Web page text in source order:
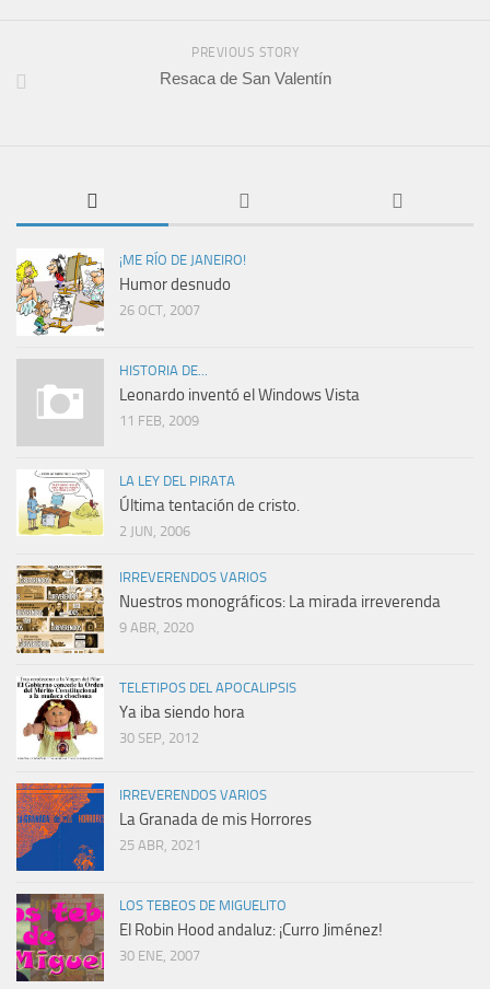
PREVIOUS STORY
Resaca de San Valentín
¡ME RÍO DE JANEIRO!
Humor desnudo
26 OCT, 2007
HISTORIA DE...
Leonardo inventó el Windows Vista
11 FEB, 2009
LA LEY DEL PIRATA
Última tentación de cristo.
2 JUN, 2006
IRREVERENDOS VARIOS
Nuestros monográficos: La mirada irreverenda
9 ABR, 2020
TELETIPOS DEL APOCALIPSIS
Ya iba siendo hora
30 SEP, 2012
IRREVERENDOS VARIOS
La Granada de mis Horrores
25 ABR, 2021
LOS TEBEOS DE MIGUELITO
El Robin Hood andaluz: ¡Curro Jiménez!
30 ENE, 2007